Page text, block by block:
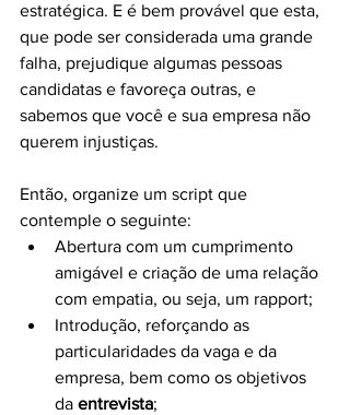
estratégica. E é bem provável que esta,
que pode ser considerada uma grande
falha, prejudique algumas pessoas
candidatas e favoreça outras, e
sabemos que você e sua empresa não
querem injustiças.
Então, organize um script que
contemple o seguinte:
Abertura com um cumprimento
amigável e criação de uma relação
com empatia, ou seja, um rapport;
Introdução, reforçando as
particularidades da vaga e da
empresa, bem como os objetivos
da entrevista;